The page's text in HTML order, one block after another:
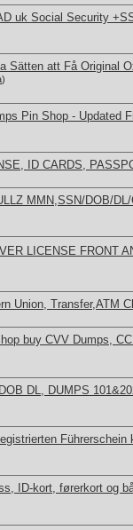
uk Social Security
Sätten att Få Original
)
Pin Shop - Updated
ID CARDS,
MMN,SSN/DOB/
LICENSE FRONT
Union, Transfer,ATM
buy CVV Dumps,
DL, DUMPS
ID-kort, førerkort og